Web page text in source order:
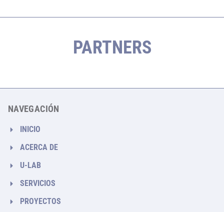
PARTNERS
NAVEGACIÓN
INICIO
ACERCA DE
U-LAB
SERVICIOS
PROYECTOS